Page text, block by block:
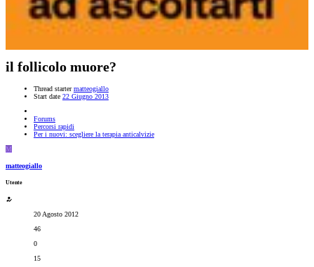
il follicolo muore?
Thread starter matteogiallo
Start date 22 Giugno 2013
Forums
Percorsi rapidi
Per i nuovi: scegliere la terapia anticalvizie
M
matteogiallo
Utente
20 Agosto 2012
46
0
15